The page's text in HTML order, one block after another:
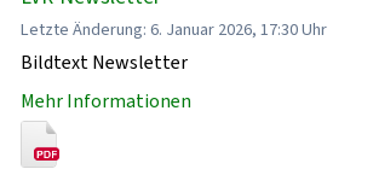
Letzte Änderung: 6. Januar 2026, 17:30 Uhr
Bildtext Newsletter
Mehr Informationen